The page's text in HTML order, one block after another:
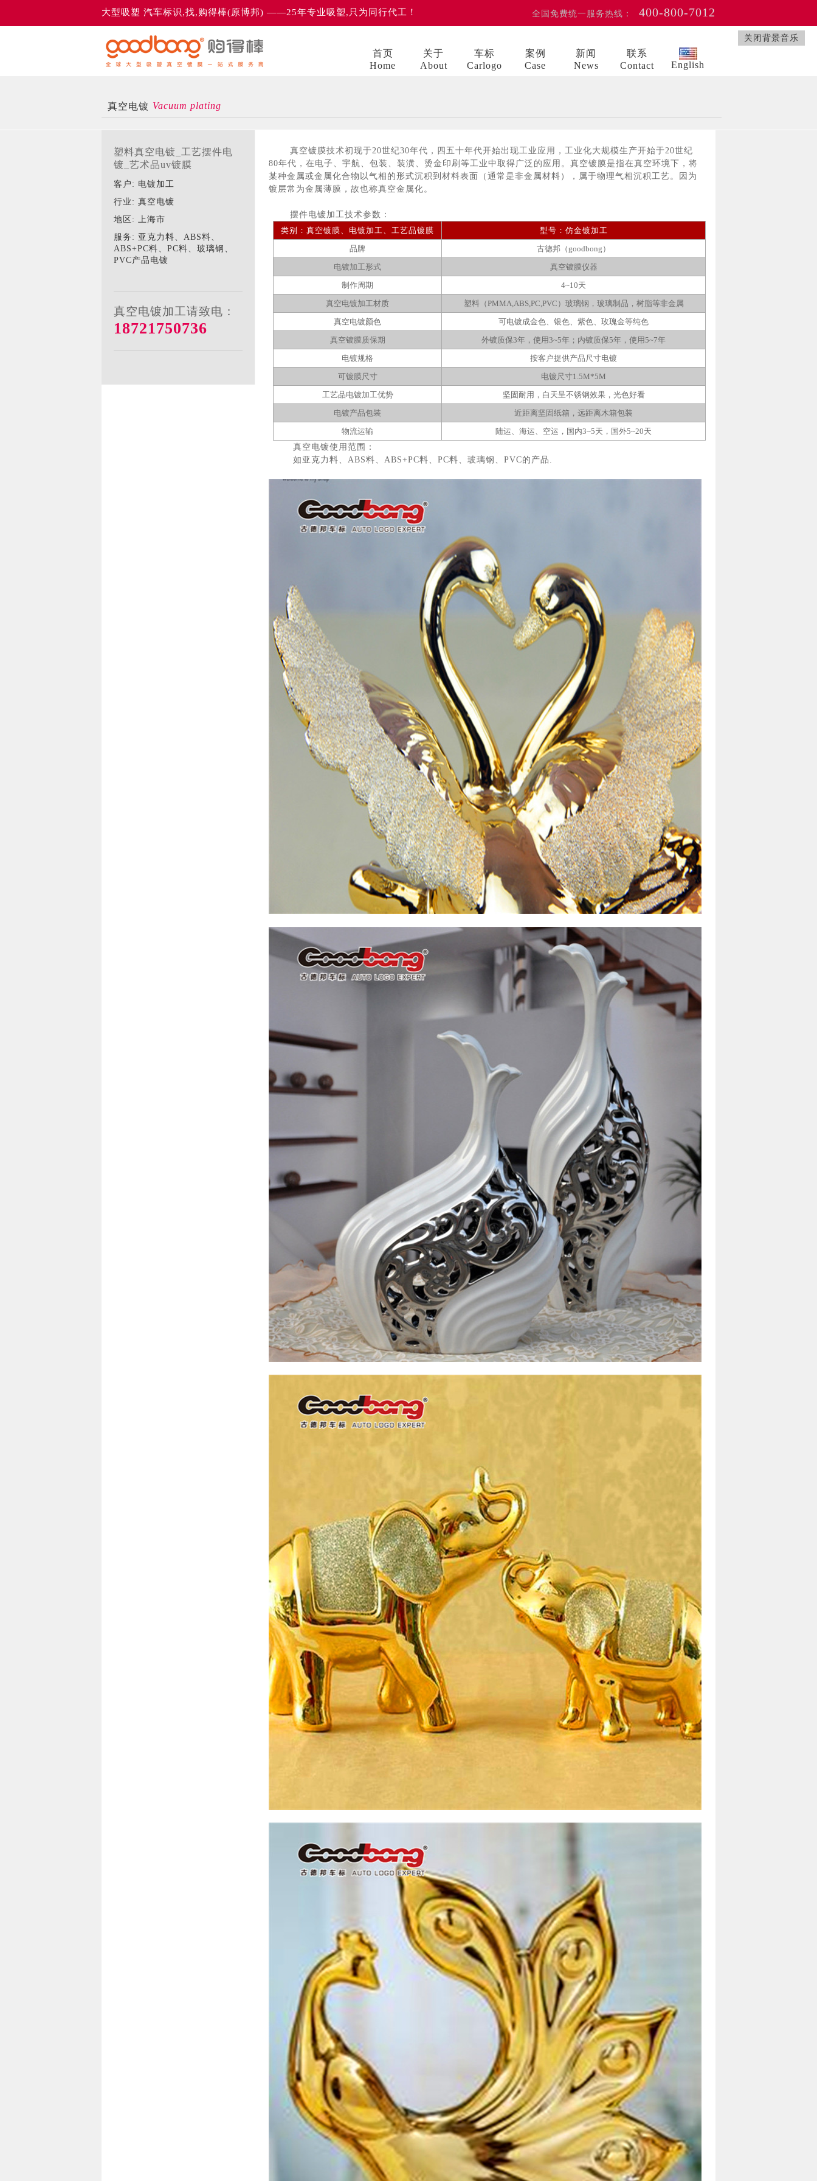
关闭背景音乐
大型吸塑 汽车标识,找,购得棒(原博邦) ——25年专业吸塑,只为同行代工！ 全国免费统一服务热线： 400-800-7012
首页
Home
关于
About
车标
Carlogo
案例
Case
新闻
News
联系
Contact
English
真空电镀 Vacuum plating
塑料真空电镀_工艺摆件电
镀_艺术品uv镀膜
客户: 电镀加工
行业: 真空电镀
地区: 上海市
服务: 亚克力料、ABS料、
ABS+PC料、PC料、玻璃钢、
PVC产品电镀
真空电镀加工请致电：
18721750736
真空镀膜技术初现于20世纪30年代，四五十年代开始出现工业应用，工业化大规模生产开始于20世纪
80年代，在电子、宇航、包装、装潢、烫金印刷等工业中取得广泛的应用。真空镀膜是指在真空环境下，将
某种金属或金属化合物以气相的形式沉积到材料表面（通常是非金属材料），属于物理气相沉积工艺。因为
镀层常为金属薄膜，故也称真空金属化。
摆件电镀加工技术参数：
类别：真空镀膜、电镀加工、工艺品镀膜
型号：仿金镀加工
品牌
古德邦（ goodbong ）
电镀加工形式
真空镀膜仪器
制作周期
4~10天
真空电镀加工材质
塑料（PMMA,ABS,PC,PVC ）玻璃钢，玻璃制品，树脂等非金属
真空电镀颜色
可电镀成金色、银色、紫色、玫瑰金等纯色
真空镀膜质保期
外镀质保3年，使用3~5年；内镀质保5年，使用5~7年
电镀规格
按客户提供产品尺寸电镀
可镀膜尺寸
电镀尺寸1.5M*5M
工艺品电镀加工优势
坚固耐用，白天呈不锈钢效果，光色好看
电镀产品包装
近距离坚固纸箱，远距离木箱包装
物流运输
陆运、海运、空运，国内3~5天，国外5~20天
真空电镀使用范围：
如亚克力料、ABS料、ABS+PC料、PC料、玻璃钢、PVC的产品.